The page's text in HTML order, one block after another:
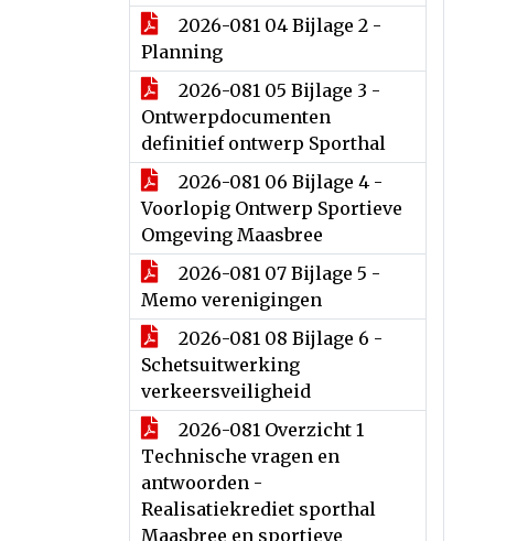
2026-081 04 Bijlage 2 -
Planning
2026-081 05 Bijlage 3 -
Ontwerpdocumenten
definitief ontwerp Sporthal
2026-081 06 Bijlage 4 -
Voorlopig Ontwerp Sportieve
Omgeving Maasbree
2026-081 07 Bijlage 5 -
Memo verenigingen
2026-081 08 Bijlage 6 -
Schetsuitwerking
verkeersveiligheid
2026-081 Overzicht 1
Technische vragen en
antwoorden -
Realisatiekrediet sporthal
Maasbree en sportieve